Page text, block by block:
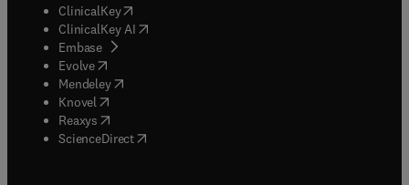
ClinicalKey(opens in new tab/window
ClinicalKey AI opens in new tab/window
Embase( opens in new tab/window
Evolve(opens in new tab/window
Mendeley( opens in new tab/window
Knovel (opens in new tab/window
Reaxys (opens in new tab/window
ScienceDirect(opens in new tab/window